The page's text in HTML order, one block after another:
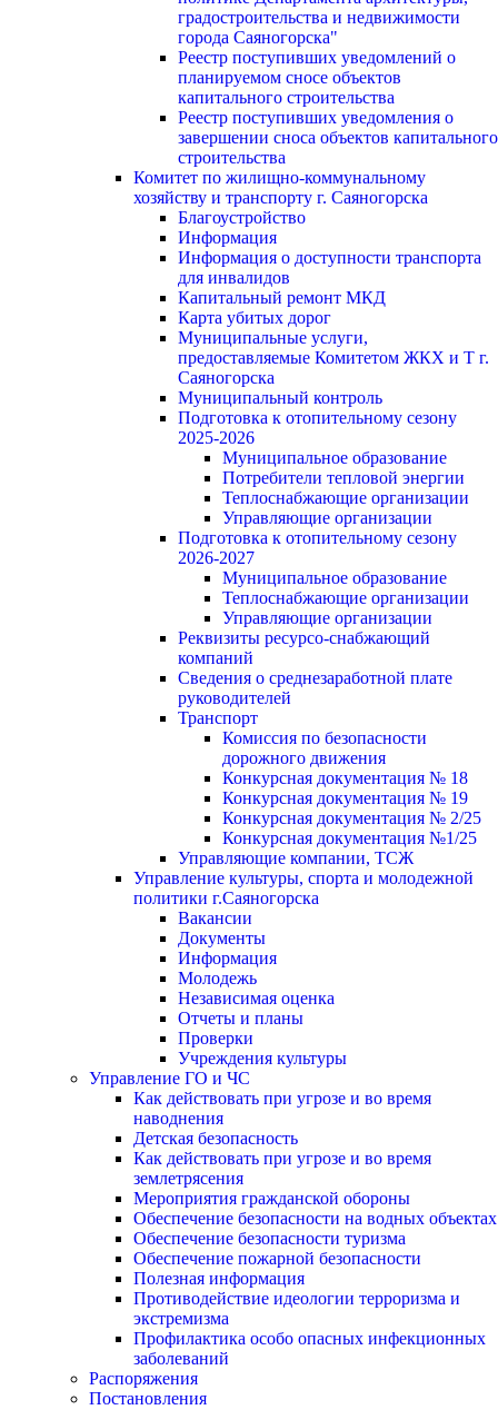
градостроительства и недвижимости
города Саяногорска"
Реестр поступивших уведомлений о
планируемом сносе объектов
капитального строительства
Реестр поступивших уведомления о
завершении сноса объектов капитального
строительства
Комитет по жилищно-коммунальному
хозяйству и транспорту г. Саяногорска
Благоустройство
Информация
Информация о доступности транспорта
для инвалидов
Капитальный ремонт МКД
Карта убитых дорог
Муниципальные услуги,
предоставляемые Комитетом ЖКХ и Т г.
Саяногорска
Муниципальный контроль
Подготовка к отопительному сезону
2025-2026
Муниципальное образование
Потребители тепловой энергии
Теплоснабжающие организации
Управляющие организации
Подготовка к отопительному сезону
2026-2027
Муниципальное образование
Теплоснабжающие организации
Управляющие организации
Реквизиты ресурсо-снабжающий
компаний
Сведения о среднезаработной плате
руководителей
Транспорт
Комиссия по безопасности
дорожного движения
Конкурсная документация № 18
Конкурсная документация № 19
Конкурсная документация № 2/25
Конкурсная документация №1/25
Управляющие компании, ТСЖ
Управление культуры, спорта и молодежной
политики г.Саяногорска
Вакансии
Документы
Информация
Молодежь
Независимая оценка
Отчеты и планы
Проверки
Учреждения культуры
Управление ГО и ЧС
Как действовать при угрозе и во время
наводнения
Детская безопасность
Как действовать при угрозе и во время
землетрясения
Мероприятия гражданской обороны
Обеспечение безопасности на водных объектах
Обеспечение безопасности туризма
Обеспечение пожарной безопасности
Полезная информация
Противодействие идеологии терроризма и
экстремизма
Профилактика особо опасных инфекционных
заболеваний
Распоряжения
Постановления